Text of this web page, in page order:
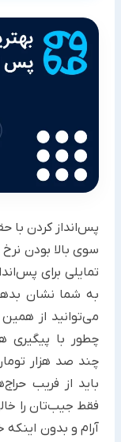
پس‌انداز کردن با
سوی بالا بودن
تمایلی برای
می‌توانید از
چطور با پیگیری
چند صد هزار
باید از فریب
فقط جیب‌تان را
آرام و بدون